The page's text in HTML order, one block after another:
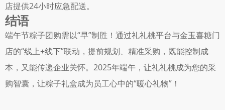
店提供24小时应急配送。
结语
端午节粽子团购需以“早”制胜！通过礼礼桃平台与金玉喜糖门
店的“线上+线下”联动，提前规划、精准采购，既能控制成
本，又能传递企业关怀。2025年端午，让礼礼桃成为您的采
购智囊，让粽子礼盒成为员工心中的“暖心礼物”！